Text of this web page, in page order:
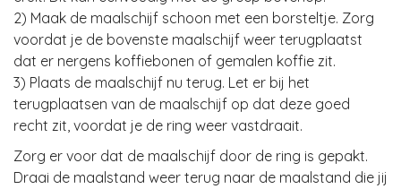
2) Maak de maalschijf schoon met een borsteltje. Zorg
voordat je de bovenste maalschijf weer terugplaatst
dat er nergens koffiebonen of gemalen koffie zit.
3) Plaats de maalschijf nu terug. Let er bij het
terugplaatsen van de maalschijf op dat deze goed
recht zit, voordat je de ring weer vastdraait.
Zorg er voor dat de maalschijf door de ring is gepakt.
Draai de maalstand weer terug naar de maalstand die jij